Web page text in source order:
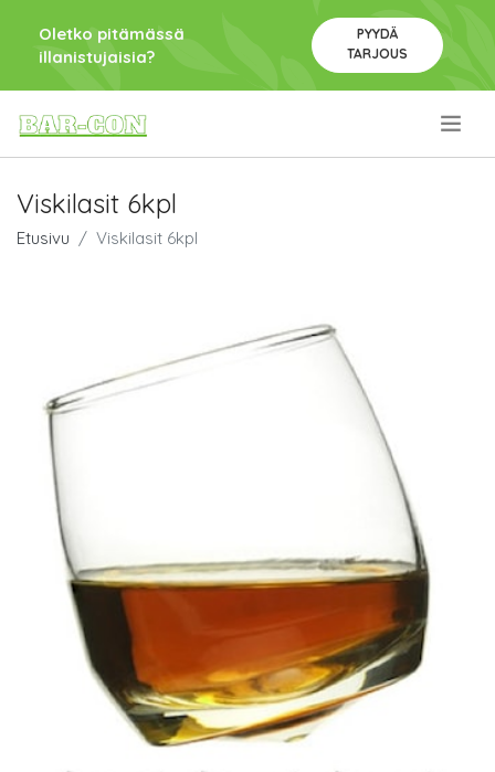
Oletko pitämässä
illanistujaisia?
PYYDÄ
TARJOUS
Viskilasit 6kpl
Etusivu Viskilasit 6kpl